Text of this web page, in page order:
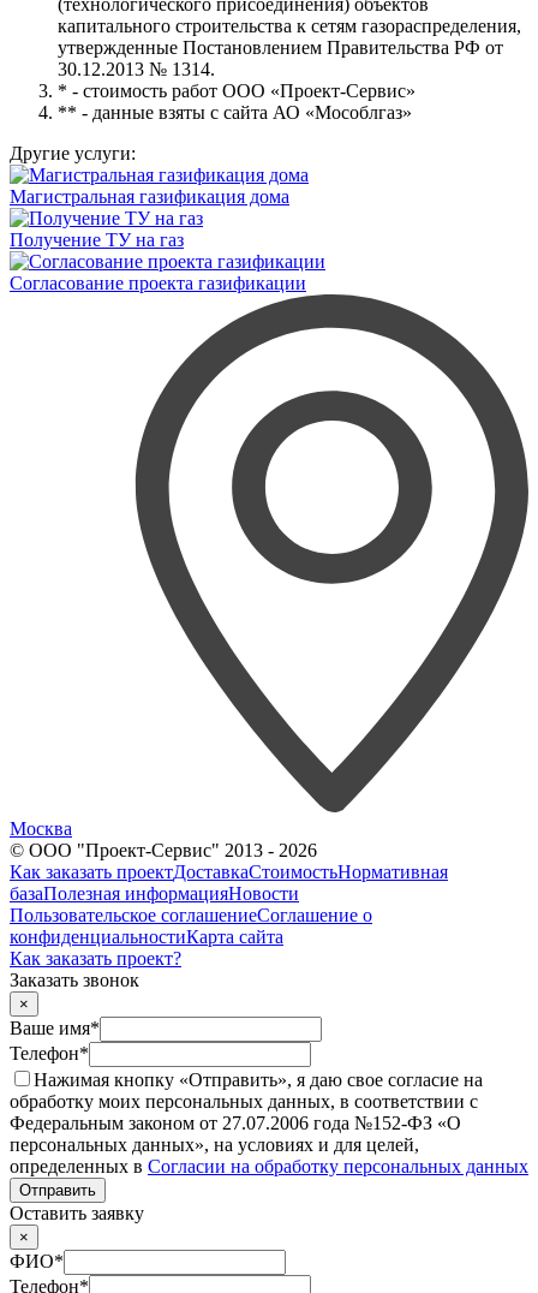
капитального строительства к сетям газораспределения,
утвержденные Постановлением Правительства РФ от
30.12.2013 № 1314.
* - стоимость работ ООО «Проект-Сервис»
** - данные взяты с сайта АО «Мособлгаз»
Другие услуги:
Магистральная газификация дома
Получение ТУ на газ
Согласование проекта газификации
Москва
© ООО "Проект-Сервис" 2013 - 2026
Как заказать проектДоставкаСтоимостьНормативная
базаПолезная информацияНовости
Пользовательское соглашениеСоглашение о
конфиденциальностиКарта сайта
Как заказать проект?
Заказать звонок
×
Ваше имя*
Телефон*
Нажимая кнопку «Отправить», я даю свое согласие на
обработку моих персональных данных, в соответствии с
Федеральным законом от 27.07.2006 года №152-ФЗ «О
персональных данных», на условиях и для целей,
определенных в Согласии на обработку персональных данных
Отправить
Оставить заявку
×
ФИО*
Телефон*